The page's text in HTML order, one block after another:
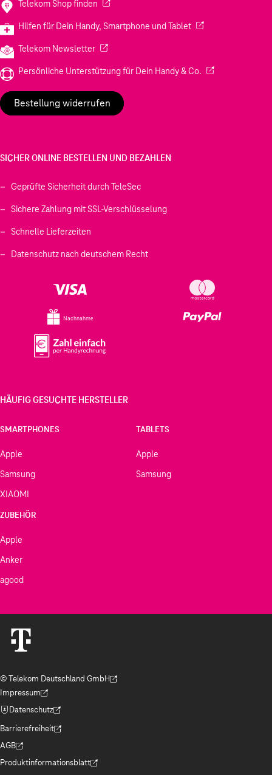
Telekom Shop finden (Wird in einem neuen Tab geöffnet)
Hilfen für Dein Handy, Smartphone und Tablet(Wird in einem
Telekom Newsletter(Wird in einem neuen Tab geöffnet)
Persönliche Unterstützung für Dein Handy & Co. (Wird in einem
Bestellung widerrufen
SICHER ONLINE BESTELLEN UND BEZAHLEN
Geprüfte Sicherheit durch TeleSec
Sichere Zahlung mit SSL-Verschlüsselung
Schnelle Lieferzeiten
Datenschutz nach deutschem Recht
Nachnahme
HÄUFIG GESUCHTE HERSTELLER
SMARTPHONES
Apple
Samsung
XIAOMI
TABLETS
Apple
Samsung
ZUBEHÖR
Apple
Anker
agood
© Telekom Deutschland GmbH
(Der Link wird in einem neuen Tab geöffnet)
Impressum
(Der Link wird in einem neuen Tab geöffnet)
Datenschutz
(Der Link wird in einem neuen Tab geöffnet)
Barrierefreiheit
(Der Link wird in einem neuen Tab geöffnet)
AGB
(Der Link wird in einem neuen Tab geöffnet)
Produktinformationsblatt
(Der Link wird in einem neuen Tab geöffnet)